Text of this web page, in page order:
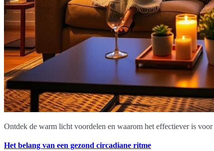
Ontdek de warm licht voordelen en waarom het effectiever is
Het belang van een gezond circadiane ritme